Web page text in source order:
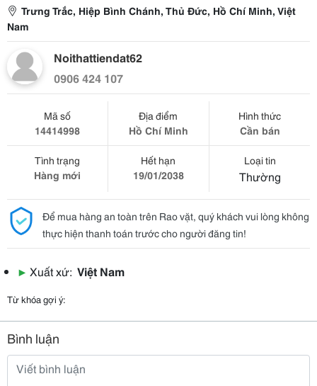
Trưng Trắc, Hiệp Bình Chánh, Thủ Đức, Hồ Chí Minh, Việt
Nam
Noithattiendat62
0906 424 107
Mã số
14414998
Địa điểm
Hồ Chí Minh
Hình thức
Cần bán
Tình trạng
Hàng mới
Hết hạn
19/01/2038
Loại tin
Thường
Để mua hàng an toàn trên Rao vặt, quý khách vui lòng không
thực hiện thanh toán trước cho người đăng tin!
▶ Xuất xứ: Việt Nam
Từ khóa gợi ý:
Bình luận